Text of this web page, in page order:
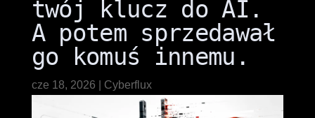
twój klucz do AI.
A potem sprzedawał
go komuś innemu.
cze 18, 2026 Cyberflux